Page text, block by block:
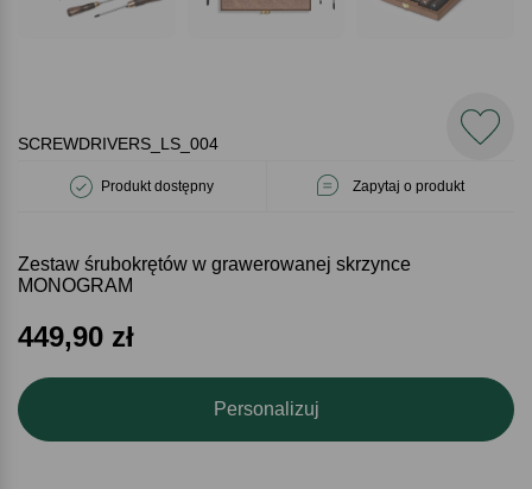
SCREWDRIVERS_LS_004
Produkt dostępny Zapytaj o produkt
Zestaw śrubokrętów w grawerowanej skrzynce
MONOGRAM
449,90 zł
Personalizuj